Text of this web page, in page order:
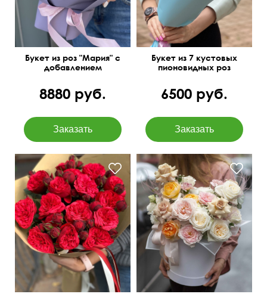
Букет из роз "Мария" с
добавлением
8880 руб.
Букет из 7 кустовых
пионовидных роз
6500 руб.
Роза кустовая
пионовидная, диантусы,
эустома, гипсофила,
тишью, перья, оазис.